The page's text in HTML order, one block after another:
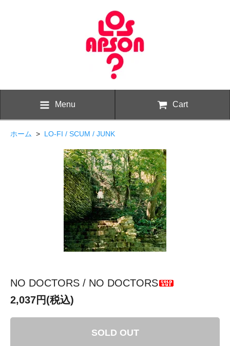
Menu Cart
ホーム > LO-FI / SCUM / JUNK
NO DOCTORS / NO DOCTORS
2,037円(税込)
SOLD OUT